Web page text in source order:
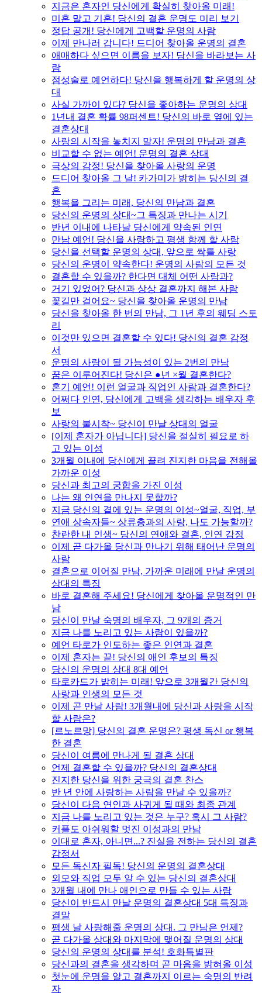
지금은 혼자인 당신에게 확실히 찾아올 미래!
미혼 말고 기혼! 당신의 결혼 운명도 미리 보기
정답 공개! 당신에게 고백할 운명의 사람
이제 만나러 갑니다! 드디어 찾아올 운명의 결혼
애매하다 싶으면 이름을 보자! 당신을 바라보는 사
람
점성술로 예언하다! 당신을 행복하게 할 운명의 상
대
사실 가까이 있다? 당신을 좋아하는 운명의 상대
1년내 결혼 확률 98퍼센트! 당신의 바로 옆에 있는
결혼상대
사랑의 시작을 놓치지 말자! 운명의 만남과 결혼
비교할 수 없는 예언! 운명의 결혼 상대
극상의 감정! 당신을 찾아올 사랑의 운명
드디어 찾아올 그 날! 카가미가 밝히는 당신의 결
혼
행복을 그리는 미래, 당신의 만남과 결혼
당신의 운명의 상대~그 특징과 만나는 시기
반년 이내에 나타날 당신에게 약속된 인연
만남 예언! 당신을 사랑하고 평생 함께 할 사람
당신을 선택할 운명의 상대, 앞으로 싹틀 사랑
당신의 운명이 약속한다! 운명의 사람의 모든 것
결혼할 수 있을까? 한다면 대체 어떤 사람과?
거기 있었어? 당신과 상상 결혼까지 해본 사람
꽃길만 걸어요~ 당신을 찾아올 운명의 만남
당신을 찾아올 한 번의 만남, 그 1년 후의 웨딩 스토
리
이것만 있으면 결혼할 수 있다! 당신의 결혼 감정
서
운명의 사랑이 될 가능성이 있는 2번의 만남
꿈은 이루어진다! 당신은 ●년 ×월 결혼한다?
혼기 예언! 이런 얼굴과 직업인 사람과 결혼한다?
어쩌다 인연, 당신에게 고백을 생각하는 배우자 후
보
사랑의 불시착~ 당신이 만날 상대의 얼굴
[이제 혼자가 아닙니다] 당신을 절실히 필요로 하
고 있는 이성
3개월 이내에 당신에게 끌려 진지한 마음을 전해올
가까운 이성
당신과 최고의 궁합을 가진 이성
나는 왜 인연을 만나지 못할까?
지금 당신의 곁에 있는 운명의 이성~얼굴, 직업, 부
연애 상속자들~ 상류층과의 사랑, 나도 가능할까?
찬란한 내 인생~ 당신의 연애와 결혼, 인연 감정
이제 곧 다가올 당신과 만나기 위해 태어난 운명의
사람
결혼으로 이어질 만남, 가까운 미래에 만날 운명의
상대의 특징
바로 결혼해 주세요! 당신에게 찾아올 운명적인 만
남
당신이 만날 숙명의 배우자, 그 9개의 증거
지금 나를 노리고 있는 사람이 있을까?
예언 타로가 인도하는 좋은 인연과 결혼
이제 혼자는 끝! 당신의 애인 후보의 특징
당신의 운명의 상대 8대 예언
타로카드가 밝히는 미래! 앞으로 3개월간 당신의
사랑과 인생의 모든 것
이제 곧 만날 사람! 3개월내에 당신과 사랑을 시작
할 사람은?
[르노르망] 당신의 결혼 운명은? 평생 독신 or 행복
한 결혼
당신이 여름에 만나게 될 결혼 상대
언제 결혼할 수 있을까? 당신의 결혼상대
진지한 당신을 위한 궁극의 결혼 찬스
반 년 안에 사랑하는 사람을 만날 수 있을까?
당신이 다음 연인과 사귀게 될 때와 최종 관계
지금 나를 노리고 있는 것은 누구? 혹시 그 사람?
커플도 아쉬워할 멋진 이성과의 만남
이대로 혼자, 아니면...? 진실을 전하는 당신의 결혼
감정서
모든 독신자 필독! 당신의 운명의 결혼상대
외모와 직업 모두 알 수 있는 당신의 결혼상대
3개월 내에 만나 애인으로 만들 수 있는 사람
당신이 반드시 만날 운명의 결혼상대 5대 특징과
결말
평생 날 사랑해줄 운명의 상대. 그 만남은 언제?
곧 다가올 상대와 마지막에 맺어질 운명의 상대
당신의 운명의 상대를 분석! 호화특별판
당신과의 결혼을 생각하며 곧 마음을 밝혀올 이성
첫눈에 운명을 알고 결혼까지 이르는 숙명의 반려
자